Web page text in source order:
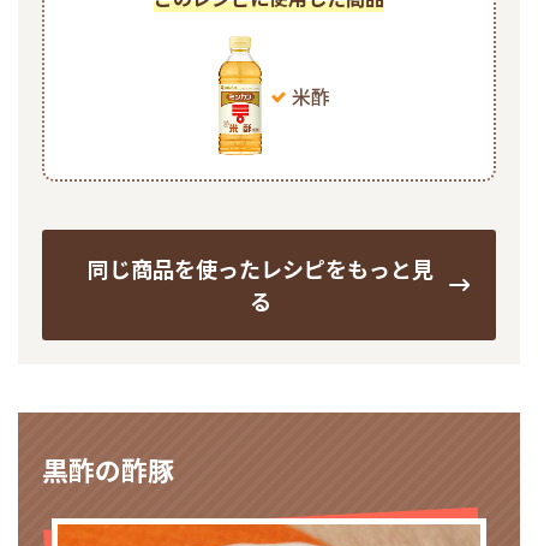
米酢
同じ商品を使ったレシピをもっと見
る
黒酢の酢豚